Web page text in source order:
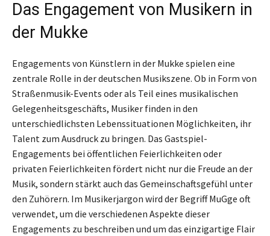
Das Engagement von Musikern in
der Mukke
Engagements von Künstlern in der Mukke spielen eine
zentrale Rolle in der deutschen Musikszene. Ob in Form von
Straßenmusik-Events oder als Teil eines musikalischen
Gelegenheitsgeschäfts, Musiker finden in den
unterschiedlichsten Lebenssituationen Möglichkeiten, ihr
Talent zum Ausdruck zu bringen. Das Gastspiel-
Engagements bei öffentlichen Feierlichkeiten oder
privaten Feierlichkeiten fördert nicht nur die Freude an der
Musik, sondern stärkt auch das Gemeinschaftsgefühl unter
den Zuhörern. Im Musikerjargon wird der Begriff MuGge oft
verwendet, um die verschiedenen Aspekte dieser
Engagements zu beschreiben und um das einzigartige Flair